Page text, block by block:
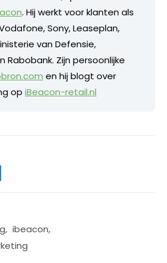
. Hij werkt voor klanten als
Vodafone, Sony, Leaseplan,
van Defensie,
Rabobank. Zijn persoonlijke
en hij blogt over
op iBeacon-retail.nl
, ibeacon,